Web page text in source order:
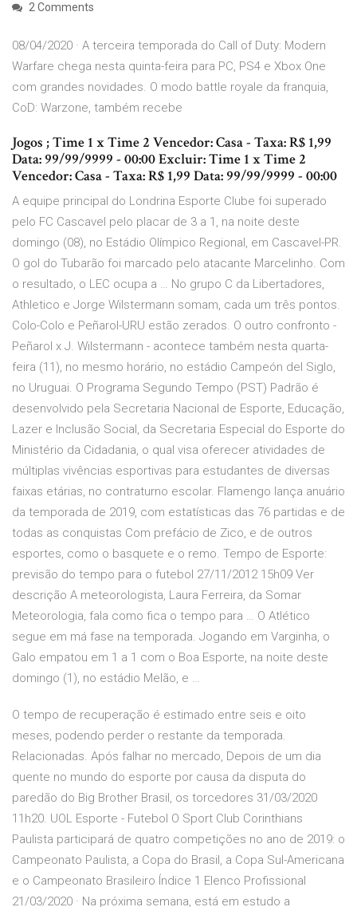
2 Comments
08/04/2020 · A terceira temporada do Call of Duty: Modern
Warfare chega nesta quinta-feira para PC, PS4 e Xbox One
com grandes novidades. O modo battle royale da franquia,
CoD: Warzone, também recebe
Jogos ; Time 1 x Time 2 Vencedor: Casa - Taxa: R$ 1,99
Data: 99/99/9999 - 00:00 Excluir: Time 1 x Time 2
Vencedor: Casa - Taxa: R$ 1,99 Data: 99/99/9999 - 00:00
A equipe principal do Londrina Esporte Clube foi superado
pelo FC Cascavel pelo placar de 3 a 1, na noite deste
domingo (08), no Estádio Olímpico Regional, em Cascavel-PR.
O gol do Tubarão foi marcado pelo atacante Marcelinho. Com
o resultado, o LEC ocupa a … No grupo C da Libertadores,
Athletico e Jorge Wilstermann somam, cada um três pontos.
Colo-Colo e Peñarol-URU estão zerados. O outro confronto -
Peñarol x J. Wilstermann - acontece também nesta quarta-
feira (11), no mesmo horário, no estádio Campeón del Siglo,
no Uruguai. O Programa Segundo Tempo (PST) Padrão é
desenvolvido pela Secretaria Nacional de Esporte, Educação,
Lazer e Inclusão Social, da Secretaria Especial do Esporte do
Ministério da Cidadania, o qual visa oferecer atividades de
múltiplas vivências esportivas para estudantes de diversas
faixas etárias, no contraturno escolar. Flamengo lança anuário
da temporada de 2019, com estatísticas das 76 partidas e de
todas as conquistas Com prefácio de Zico, e de outros
esportes, como o basquete e o remo. Tempo de Esporte:
previsão do tempo para o futebol 27/11/2012 15h09 Ver
descrição A meteorologista, Laura Ferreira, da Somar
Meteorologia, fala como fica o tempo para … O Atlético
segue em má fase na temporada. Jogando em Varginha, o
Galo empatou em 1 a 1 com o Boa Esporte, na noite deste
domingo (1), no estádio Melão, e …
O tempo de recuperação é estimado entre seis e oito
meses, podendo perder o restante da temporada.
Relacionadas. Após falhar no mercado, Depois de um dia
quente no mundo do esporte por causa da disputa do
paredão do Big Brother Brasil, os torcedores 31/03/2020
11h20. UOL Esporte - Futebol O Sport Club Corinthians
Paulista participará de quatro competições no ano de 2019: o
Campeonato Paulista, a Copa do Brasil, a Copa Sul-Americana
e o Campeonato Brasileiro Índice 1 Elenco Profissional
21/03/2020 · Na próxima semana, está em estudo a